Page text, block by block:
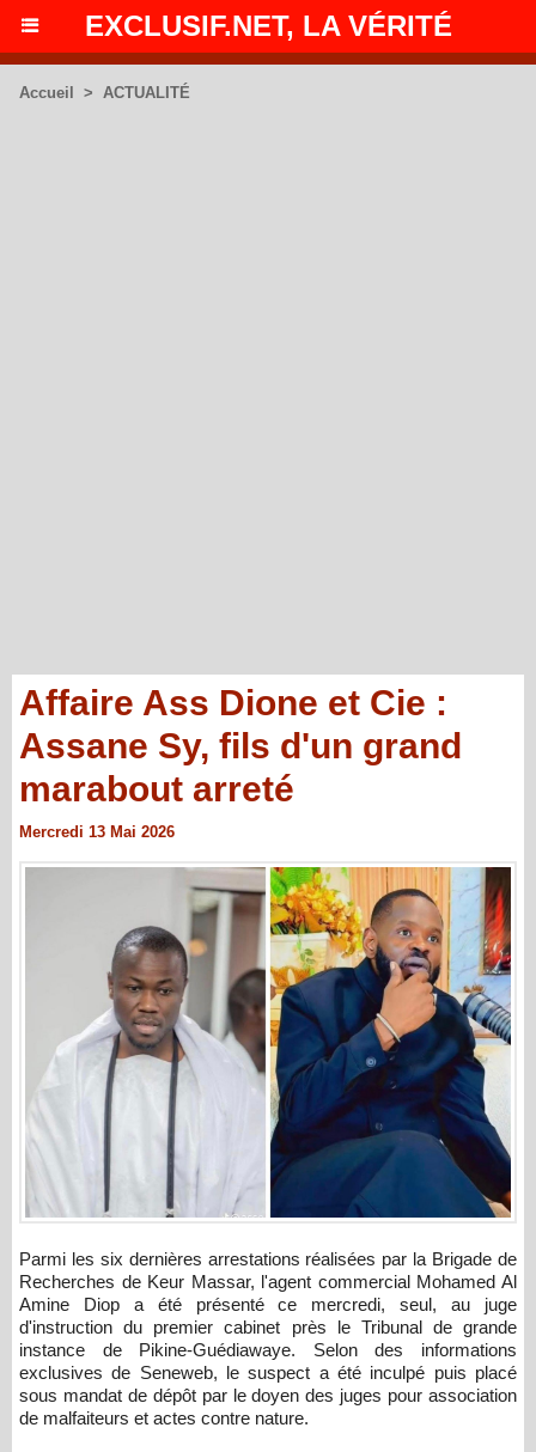
EXCLUSIF.NET, LA VÉRITÉ
Accueil > ACTUALITÉ
Affaire Ass Dione et Cie :
Assane Sy, fils d'un grand
marabout arreté
Mercredi 13 Mai 2026
Parmi les six dernières arrestations réalisées par la Brigade de
Recherches de Keur Massar, l'agent commercial Mohamed Al
Amine Diop a été présenté ce mercredi, seul, au juge
d'instruction du premier cabinet près le Tribunal de grande
instance de Pikine-Guédiawaye. Selon des informations
exclusives de Seneweb, le suspect a été inculpé puis placé
sous mandat de dépôt par le doyen des juges pour association
de malfaiteurs et actes contre nature.